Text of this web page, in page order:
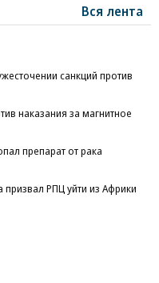
Вся лента
санкций против
наказания за магнитное
препарат от рака
призвал РПЦ уйти из Африки